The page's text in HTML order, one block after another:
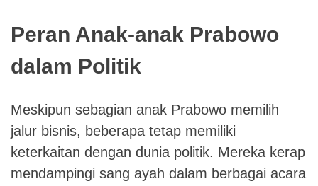
Peran Anak-anak Prabowo
dalam Politik
Meskipun sebagian anak Prabowo memilih
jalur bisnis, beberapa tetap memiliki
keterkaitan dengan dunia politik. Mereka kerap
mendampingi sang ayah dalam berbagai acara